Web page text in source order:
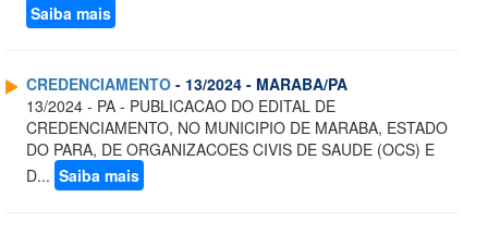
Saiba mais
CREDENCIAMENTO - 13/2024 - MARABA/PA
13/2024 - PA - PUBLICACAO DO EDITAL DE
CREDENCIAMENTO, NO MUNICIPIO DE MARABA, ESTADO
DO PARA, DE ORGANIZACOES CIVIS DE SAUDE (OCS) E
D... Saiba mais